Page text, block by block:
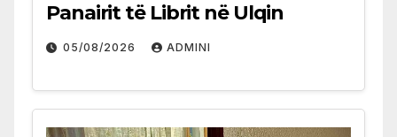
Panairit të Librit në Ulqin
05/08/2026 ADMINI